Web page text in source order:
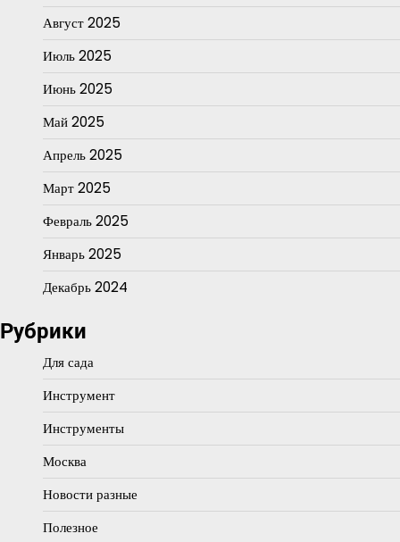
Август 2025
Июль 2025
Июнь 2025
Май 2025
Апрель 2025
Март 2025
Февраль 2025
Январь 2025
Декабрь 2024
Рубрики
Для сада
Инструмент
Инструменты
Москва
Новости разные
Полезное